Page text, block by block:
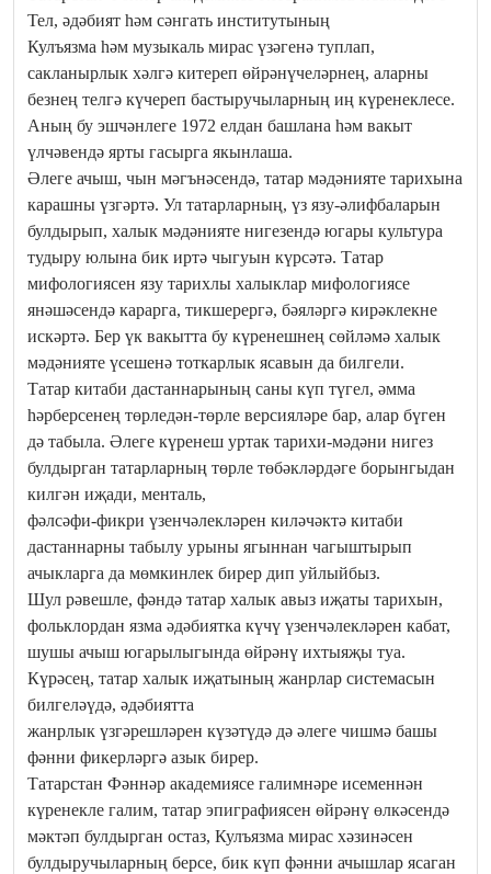
Тел, әдәбият һәм сәнгать институтының
Кулъязма һәм музыкаль мирас үзәгенә туплап,
сакланырлык хәлгә китереп өйрәнүчеләрнең, аларны
безнең телгә күчереп бастыручыларның иң күренеклесе.
Аның бу эшчәнлеге 1972 елдан башлана һәм вакыт
үлчәвендә ярты гасырга якынлаша.
Әлеге ачыш, чын мәгънәсендә, татар мәдәнияте тарихына
карашны үзгәртә. Ул татарларның, үз язу-әлифбаларын
булдырып, халык мәдәнияте нигезендә югары культура
тудыру юлына бик иртә чыгуын күрсәтә. Татар
мифологиясен язу тарихлы халыклар мифологиясе
янәшәсендә карарга, тикшерергә, бәяләргә кирәклекне
искәртә. Бер үк вакытта бу күренешнең сөйләмә халык
мәдәнияте үсешенә тоткарлык ясавын да билгели.
Татар китаби дастаннарының саны күп түгел, әмма
һәрберсенең төрледән-төрле версияләре бар, алар бүген
дә табыла. Әлеге күренеш уртак тарихи-мәдәни нигез
булдырган татарларның төрле төбәкләрдәге борынгыдан
килгән иҗади, менталь,
фәлсәфи-фикри үзенчәлекләрен киләчәктә китаби
дастаннарны табылу урыны ягыннан чагыштырып
ачыкларга да мөмкинлек бирер дип уйлыйбыз.
Шул рәвешле, фәндә татар халык авыз иҗаты тарихын,
фольклордан язма әдәбиятка күчү үзенчәлекләрен кабат,
шушы ачыш югарылыгында өйрәнү ихтыяҗы туа.
Күрәсең, татар халык иҗатының жанрлар системасын
билгеләүдә, әдәбиятта
жанрлык үзгәрешләрен күзәтүдә дә әлеге чишмә башы
фәнни фикерләргә азык бирер.
Татарстан Фәннәр академиясе галимнәре исеменнән
күренекле галим, татар эпиграфиясен өйрәнү өлкәсендә
мәктәп булдырган остаз, Кулъязма мирас хәзинәсен
булдыручыларның берсе, бик күп фәнни ачышлар ясаган